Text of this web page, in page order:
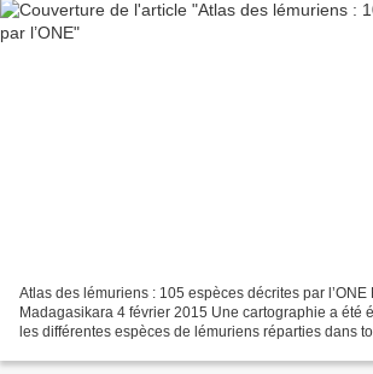
Atlas des lémuriens : 105 espèces décrites par l’ONE
Madagasikara 4 février 2015 Une cartographie a été
les différentes espèces de lémuriens réparties dans